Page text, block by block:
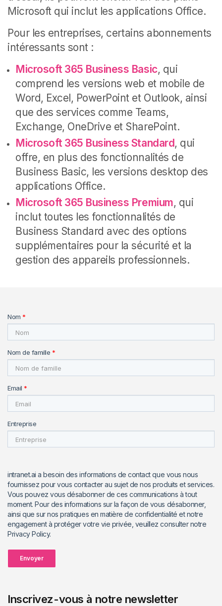
Microsoft qui inclut les applications Office.
Pour les entreprises, certains abonnements
intéressants sont :
Microsoft 365 Business Basic, qui
comprend les versions web et mobile de
Word, Excel, PowerPoint et Outlook, ainsi
que des services comme Teams,
Exchange, OneDrive et SharePoint.
Microsoft 365 Business Standard, qui
offre, en plus des fonctionnalités de
Business Basic, les versions desktop des
applications Office.
Microsoft 365 Business Premium, qui
inclut toutes les fonctionnalités de
Business Standard avec des options
supplémentaires pour la sécurité et la
gestion des appareils professionnels.
Nom *
Nom de famille *
Email *
Entreprise
intranet.ai a besoin des informations de contact que vous nous
fournissez pour vous contacter au sujet de nos produits et services.
Vous pouvez vous désabonner de ces communications à tout
moment. Pour des informations sur la façon de vous désabonner,
ainsi que sur nos pratiques en matière de confidentialité et notre
engagement à protéger votre vie privée, veuillez consulter notre
Privacy Policy.
Envoyer
Inscrivez-vous à notre newsletter